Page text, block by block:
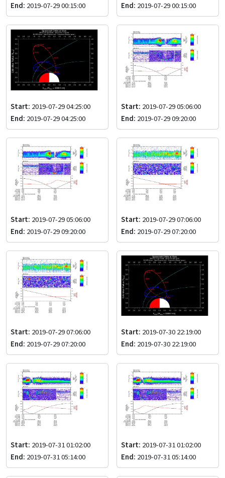
End: 2019-07-29 00:15:00
End: 2019-07-29 00:15:00
Start: 2019-07-29 04:25:00
End: 2019-07-29 04:25:00
Start: 2019-07-29 05:06:00
End: 2019-07-29 09:20:00
Start: 2019-07-29 05:06:00
End: 2019-07-29 09:20:00
Start: 2019-07-29 07:06:00
End: 2019-07-29 07:20:00
Start: 2019-07-29 07:06:00
End: 2019-07-29 07:20:00
Start: 2019-07-30 22:19:00
End: 2019-07-30 22:19:00
Start: 2019-07-31 01:02:00
End: 2019-07-31 05:14:00
Start: 2019-07-31 01:02:00
End: 2019-07-31 05:14:00